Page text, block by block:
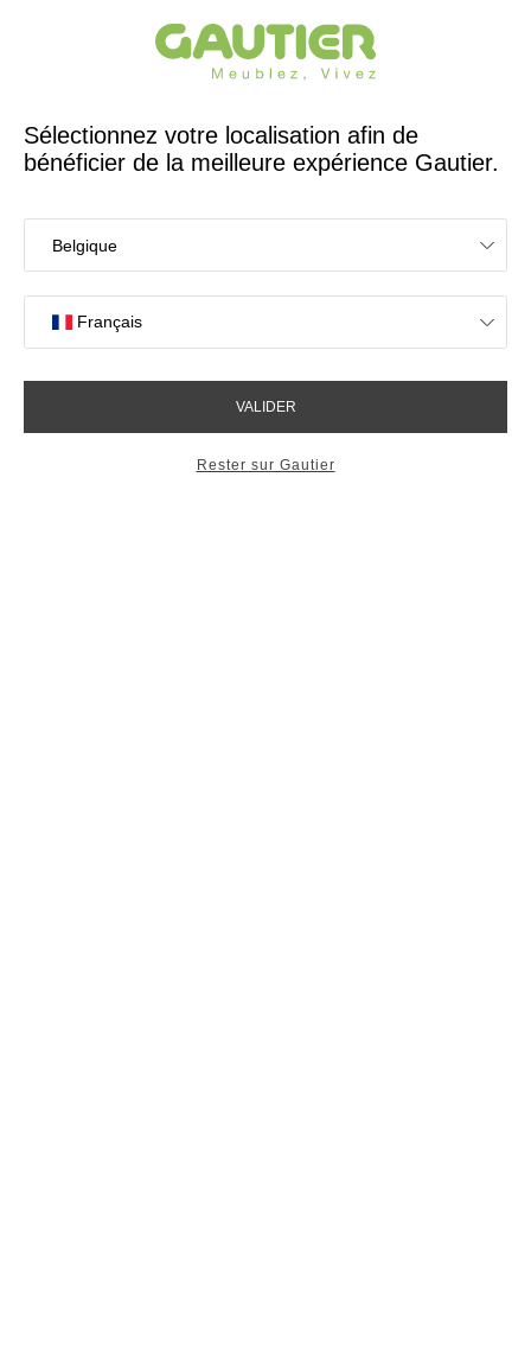
Créateur et fabricant français depuis 65 ans
Accueil Idées déco Salle à manger